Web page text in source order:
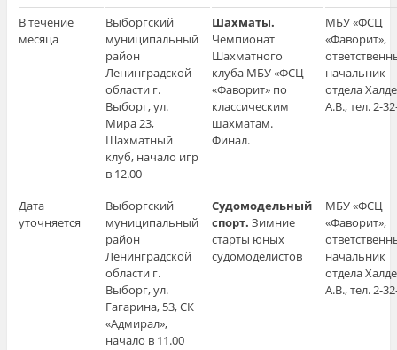
В течение
месяца
Выборгский
муниципальный
район
Ленинградской
области г.
Выборг, ул.
Мира 23,
Шахматный
клуб, начало игр
в 12.00
Шахматы.
Чемпионат
Шахматного
клуба МБУ «ФСЦ
«Фаворит» по
классическим
шахматам.
Финал.
МБУ «ФСЦ
«Фаворит»,
начальник
отдела
А.В., тел. 2-
Дата
уточняется
Выборгский
муниципальный
район
Ленинградской
области г.
Выборг, ул.
Гагарина, 53, СК
«Адмирал»,
начало в 11.00
Судомодельный
спорт. Зимние
старты юных
судомоделистов
МБУ «ФСЦ
«Фаворит»,
начальник
отдела
А.В., тел. 2-